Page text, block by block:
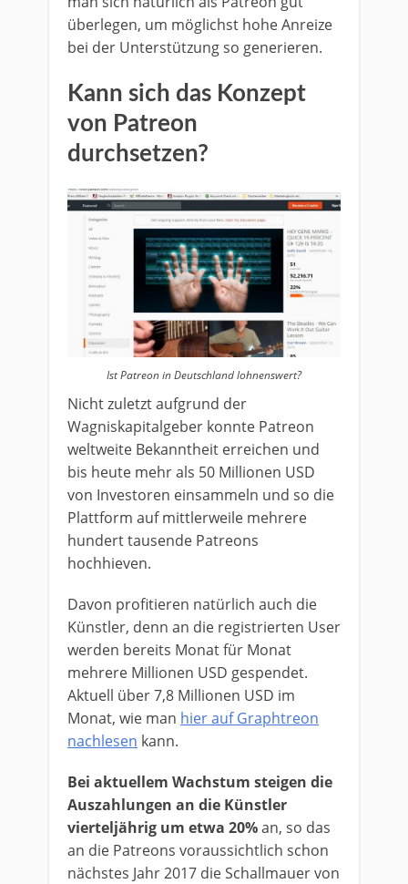
überlegen, um möglichst hohe Anreize
bei der Unterstützung so generieren.
Kann sich das Konzept
von Patreon
durchsetzen?
Ist Patreon in Deutschland lohnenswert?
Nicht zuletzt aufgrund der
Wagniskapitalgeber konnte Patreon
weltweite Bekanntheit erreichen und
bis heute mehr als 50 Millionen USD
von Investoren einsammeln und so die
Plattform auf mittlerweile mehrere
hundert tausende Patreons
hochhieven.
Davon profitieren natürlich auch die
Künstler, denn an die registrierten User
werden bereits Monat für Monat
mehrere Millionen USD gespendet.
Aktuell über 7,8 Millionen USD im
Monat, wie man hier auf Graphtreon
nachlesen kann.
Bei aktuellem Wachstum steigen die
Auszahlungen an die Künstler
vierteljährig um etwa 20%an, so das
an die Patreons voraussichtlich schon
nächstes Jahr 2017 die Schallmauer von